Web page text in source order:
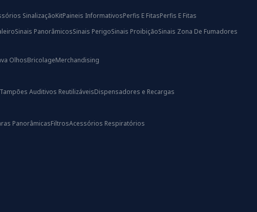
SinalizaçãoKitPaineis InformativosPerfis E FitasPerfis E Fitas
Sinais PanorâmicosSinais PerigoSinais ProibiçãoSinais Zona De Fumadores
OlhosBricolageMerchandising
Tampões Auditivos ReutilizáveisDispensadores e Recargas
PanorâmicasFiltrosAcessórios Respiratórios